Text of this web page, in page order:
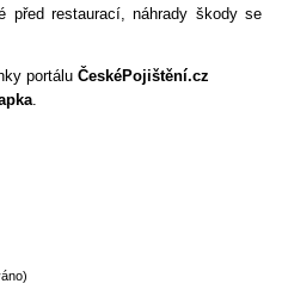
před restaurací, náhrady škody se
portálu ČeskéPojištění.cz
.